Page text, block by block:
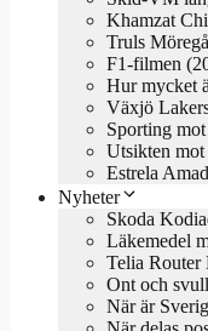
Khamzat
Truls
F1-filmen
Hur mycket
Växjö
Sporting
Utsikten
Estrela
Nyheter
Skoda
Läkemedel
Telia Router
Ont och
När är